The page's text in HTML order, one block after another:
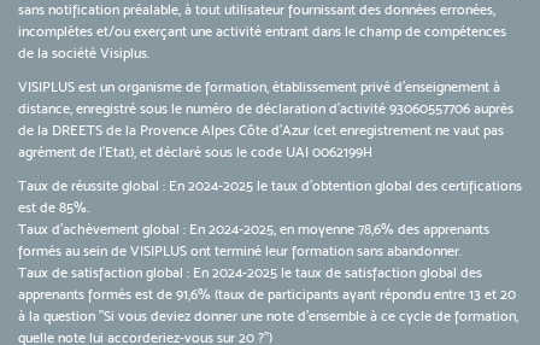
sans notification préalable, à tout utilisateur fournissant des données erronées,
incomplètes et/ou exerçant une activité entrant dans le champ de compétences
de la société Visiplus.
VISIPLUS est un organisme de formation, établissement privé d’enseignement à
distance, enregistré sous le numéro de déclaration d’activité 93060557706 auprès
de la DREETS de la Provence Alpes Côte d’Azur (cet enregistrement ne vaut pas
agrément de l’Etat), et déclaré sous le code UAI 0062199H
Taux de réussite global : En 2024-2025 le taux d'obtention global des certifications
est de 85%.
Taux d’achèvement global : En 2024-2025, en moyenne 78,6% des apprenants
formés au sein de VISIPLUS ont terminé leur formation sans abandonner.
Taux de satisfaction global : En 2024-2025 le taux de satisfaction global des
apprenants formés est de 91,6% (taux de participants ayant répondu entre 13 et 20
à la question "Si vous deviez donner une note d’ensemble à ce cycle de formation,
quelle note lui accorderiez-vous sur 20 ?")